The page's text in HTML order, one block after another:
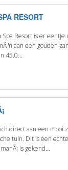
RESORT
Spa Resort is er
aan een gouden
45.0...
direct aan een mooi
tuin. Dit is een
is gekend...